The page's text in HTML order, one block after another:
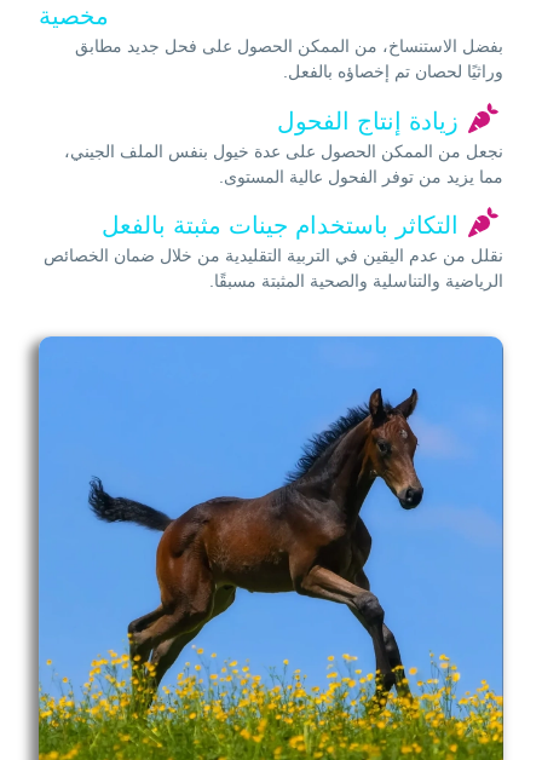
مخصية
بفضل الاستنساخ، من الممكن الحصول على فحل جديد مطابق
وراثيًا لحصان تم إخصاؤه بالفعل.
زيادة إنتاج الفحول
نجعل من الممكن الحصول على عدة خيول بنفس الملف الجيني،
مما يزيد من توفر الفحول عالية المستوى.
التكاثر باستخدام جينات مثبتة بالفعل
نقلل من عدم اليقين في التربية التقليدية من خلال ضمان الخصائص
الرياضية والتناسلية والصحية المثبتة مسبقًا.